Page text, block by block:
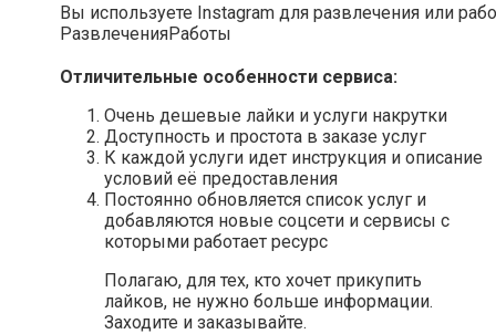
Вы используете Instagram для развлечения или
РазвлеченияРаботы
Отличительные особенности сервиса:
Очень дешевые лайки и услуги накрутки
Доступность и простота в заказе услуг
К каждой услуги идет инструкция и описание
условий её предоставления
Постоянно обновляется список услуг и
добавляются новые соцсети и сервисы с
которыми работает ресурс
Полагаю, для тех, кто хочет прикупить
лайков, не нужно больше информации.
Заходите и заказывайте.